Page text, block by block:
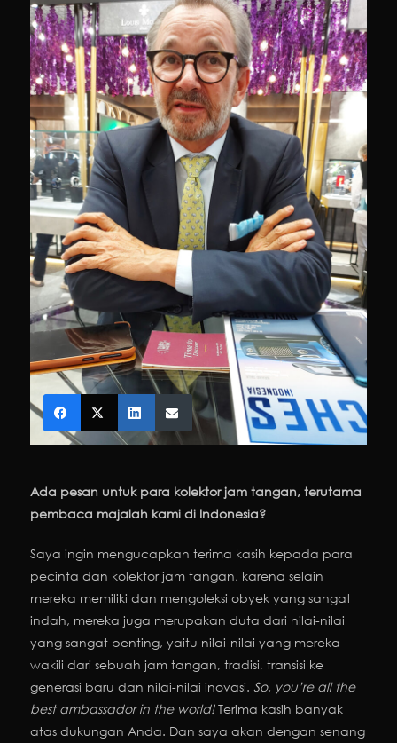
Ada pesan untuk para kolektor jam tangan, terutama
pembaca majalah kami di Indonesia?
Saya ingin mengucapkan terima kasih kepada para
pecinta dan kolektor jam tangan, karena selain
mereka memiliki dan mengoleksi obyek yang sangat
indah, mereka juga merupakan duta dari nilai-nilai
yang sangat penting, yaitu nilai-nilai yang mereka
wakili dari sebuah jam tangan, tradisi, transisi ke
generasi baru dan nilai-nilai inovasi. So, you’re all the
best ambassador in the world!Terima kasih banyak
atas dukungan Anda. Dan saya akan dengan senang